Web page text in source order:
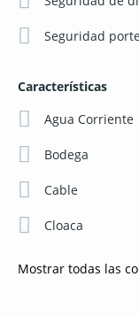
Seguridad
Características
Agua Corriente
Bodega
Cable
Cloaca
Mostrar todas las